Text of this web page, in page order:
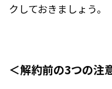
クしておきましょう。
＜解約前の3つの注